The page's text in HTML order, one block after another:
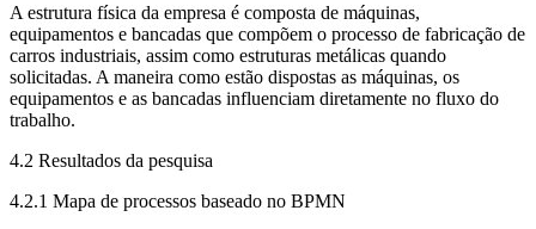
A estrutura física da empresa é composta de máquinas,
equipamentos e bancadas que compõem o processo de fabricação de
carros industriais, assim como estruturas metálicas quando
solicitadas. A maneira como estão dispostas as máquinas, os
equipamentos e as bancadas influenciam diretamente no fluxo do
trabalho.
4.2 Resultados da pesquisa
4.2.1 Mapa de processos baseado no BPMN